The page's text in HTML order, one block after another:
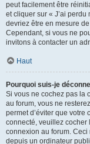
peut facilement être
et cliquer sur « J’ai
devriez être en mesure
Cependant, si vous ne
invitons à contacter un
Haut
Pourquoi suis-je
Si vous ne cochez pas la
au forum, vous ne
permet d’éviter que votre
connecté, veuillez cocher
connexion au forum. Ceci
depuis un ordinateur